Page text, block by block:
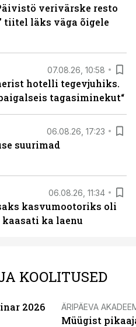
verivärske resto
tiitel läks väga õigele
07.08.26, 10:58
hotelli tegevjuhiks.
tagasiminekut“
06.08.26, 17:23
suurimad
06.08.26, 11:34
kasvumootoriks oli
ka laenu
KOOLITUSED
2026 ÄRIPÄEVA
Müügist